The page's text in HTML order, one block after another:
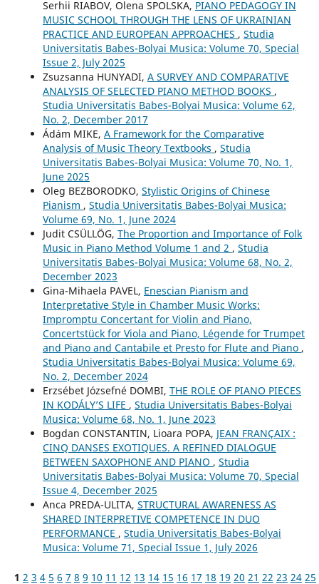
Serhii RIABOV, Olena SPOLSKA, PIANO PEDAGOGY IN
MUSIC SCHOOL THROUGH THE LENS OF UKRAINIAN
PRACTICE AND EUROPEAN APPROACHES , Studia
Universitatis Babes-Bolyai Musica: Volume 70, Special
Issue 2, July 2025
Zsuzsanna HUNYADI, A SURVEY AND COMPARATIVE
ANALYSIS OF SELECTED PIANO METHOD BOOKS ,
Studia Universitatis Babes-Bolyai Musica: Volume 62,
No. 2, December 2017
Ádám MIKE, A Framework for the Comparative
Analysis of Music Theory Textbooks , Studia
Universitatis Babes-Bolyai Musica: Volume 70, No. 1,
June 2025
Oleg BEZBORODKO, Stylistic Origins of Chinese
Pianism , Studia Universitatis Babes-Bolyai Musica:
Volume 69, No. 1, June 2024
Judit CSÜLLÖG, The Proportion and Importance of Folk
Music in Piano Method Volume 1 and 2 , Studia
Universitatis Babes-Bolyai Musica: Volume 68, No. 2,
December 2023
Gina-Mihaela PAVEL, Enescian Pianism and
Interpretative Style in Chamber Music Works:
Impromptu Concertant for Violin and Piano,
Concertstück for Viola and Piano, Légende for Trumpet
and Piano and Cantabile et Presto for Flute and Piano ,
Studia Universitatis Babes-Bolyai Musica: Volume 69,
No. 2, December 2024
Erzsébet Józsefné DOMBI, THE ROLE OF PIANO PIECES
IN KODÁLY’S LIFE , Studia Universitatis Babes-Bolyai
Musica: Volume 68, No. 1, June 2023
Bogdan CONSTANTIN, Lioara POPA, JEAN FRANÇAIX :
CINQ DANSES EXOTIQUES. A REFINED DIALOGUE
BETWEEN SAXOPHONE AND PIANO , Studia
Universitatis Babes-Bolyai Musica: Volume 70, Special
Issue 4, December 2025
Anca PREDA-ULITA, STRUCTURAL AWARENESS AS
SHARED INTERPRETIVE COMPETENCE IN DUO
PERFORMANCE , Studia Universitatis Babes-Bolyai
Musica: Volume 71, Special Issue 1, July 2026
1 2 3 4 5 6 7 8 9 10 11 12 13 14 15 16 17 18 19 20 21 22 23 24 25